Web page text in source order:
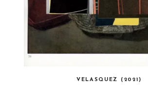
VELASQUEZ (2021)